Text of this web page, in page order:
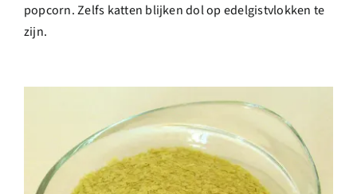
popcorn. Zelfs katten blijken dol op edelgistvlokken te
zijn.